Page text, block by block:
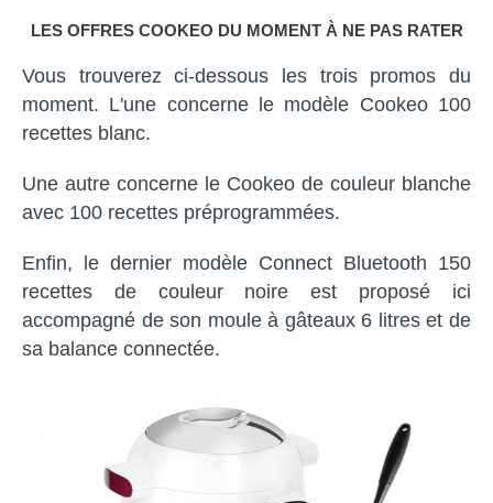
LES OFFRES COOKEO DU MOMENT À NE PAS RATER
Vous trouverez ci-dessous les trois promos du
moment. L'une concerne le modèle Cookeo 100
recettes blanc.
Une autre concerne le Cookeo de couleur blanche
avec 100 recettes préprogrammées.
Enfin, le dernier modèle Connect Bluetooth 150
recettes de couleur noire est proposé ici
accompagné de son moule à gâteaux 6 litres et de
sa balance connectée.